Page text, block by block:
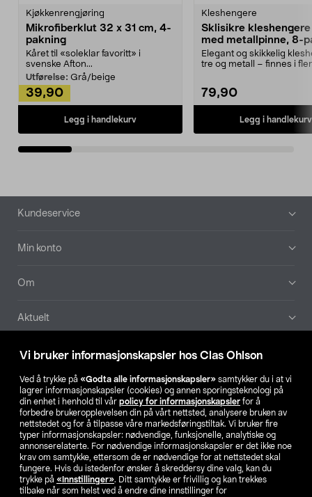
Vi bruker informasjonskapsler hos Clas Ohlson
Ved å trykke på «Godta alle informasjonskapsler» samtykker du i at vi
lagrer informasjonskapsler (cookies) og annen sporingsteknologi på
din enhet i henhold til vår policy for informasjonskapsler for å
forbedre brukeropplevelsen din på vårt nettsted, analysere bruken av
nettstedet og for å tilpasse våre markedsføringstiltak. Vi bruker fire
typer informasjonskapsler: nødvendige, funksjonelle, analytiske og
annonserelaterte. For nødvendige informasjonskapsler er det ikke noe
krav om samtykke, ettersom de er nødvendige for at nettstedet skal
fungere. Hvis du istedenfor ønsker å skreddersy dine valg, kan du
trykke på «Innstillinger». Ditt samtykke er frivillig og kan trekkes
tilbake når som helst ved å endre dine innstillinger for
Kjøkkenrengjøring
Mikrofiberklut 32 x 31 cm, 4-
pakning
Kåret til «soleklar favoritt» i
svenske Afton...
Utførelse: Grå/beige
39,90
Legg i handlekurv
Kleshengere
Sklisikre
med metallpinne, 8-
Elegant og skikkelig
tre og metall – finnes i
79,90
Legg i handlekurv
Bunntekst
Kundeservice
Min konto
Om
Aktuelt
Våre selskaper
Finn din butikk
SE NO FI